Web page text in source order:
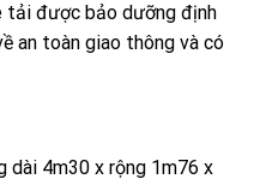
tải được bảo dưỡng định
an toàn giao thông và có
dài 4m30 x rộng 1m76 x